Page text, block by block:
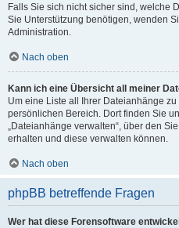
Falls Sie sich nicht sicher sind, welche
Sie Unterstützung benötigen, wenden
Administration.
Nach oben
Kann ich eine Übersicht all meiner
Um eine Liste all Ihrer Dateianhänge
persönlichen Bereich. Dort finden Sie
„Dateianhänge verwalten“, über den
erhalten und diese verwalten können.
Nach oben
phpBB betreffende Fragen
Wer hat diese Forensoftware